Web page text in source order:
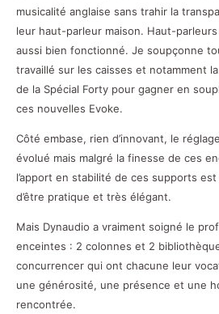
musicalité anglaise sans trahir la
leur haut-parleur maison. Haut-parleurs
aussi bien fonctionné. Je soupçonne
travaillé sur les caisses et notamment
de la Spécial Forty pour gagner en
ces nouvelles Evoke.
Côté embase, rien d’innovant, le
évolué mais malgré la finesse de ces
l’apport en stabilité de ces supports
d’être pratique et très élégant.
Mais Dynaudio a vraiment soigné le
enceintes : 2 colonnes et 2
concurrencer qui ont chacune leur
une générosité, une présence et une
rencontrée.